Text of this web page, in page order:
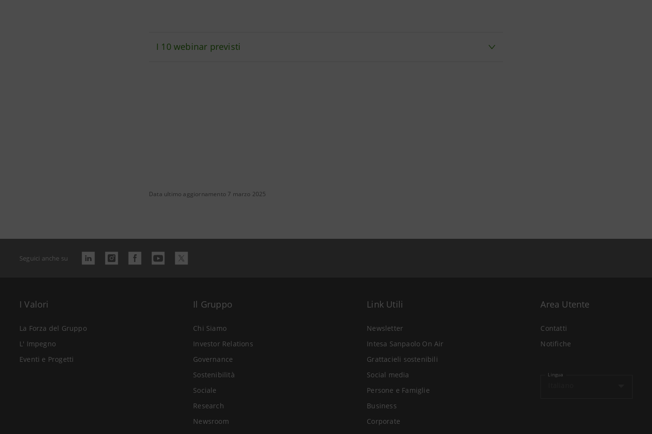
I 10 webinar previsti
Data ultimo aggiornamento 7 marzo 2025
Seguici anche su
I Valori
La Forza del Gruppo
L' Impegno
Eventi e Progetti
Il Gruppo
Chi Siamo
Investor Relations
Governance
Sostenibilità
Sociale
Research
Newsroom
Link Utili
Newsletter
Intesa Sanpaolo On Air
Grattacieli sostenibili
Social media
Persone e Famiglie
Business
Corporate
Area Utente
Contatti
Notifiche
Lingua